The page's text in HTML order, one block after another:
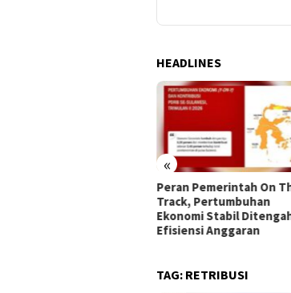
HEADLINES
«
Peran Pemerintah On
Track, Pertumbuhan
Ekonomi Stabil
Efisiensi Anggaran
TAG: RETRIBUSI